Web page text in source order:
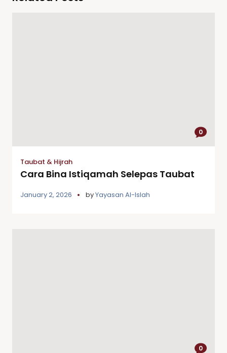
0
Taubat & Hijrah
Cara Bina Istiqamah Selepas Taubat
January 2, 2026 byYayasan Al-Islah
0